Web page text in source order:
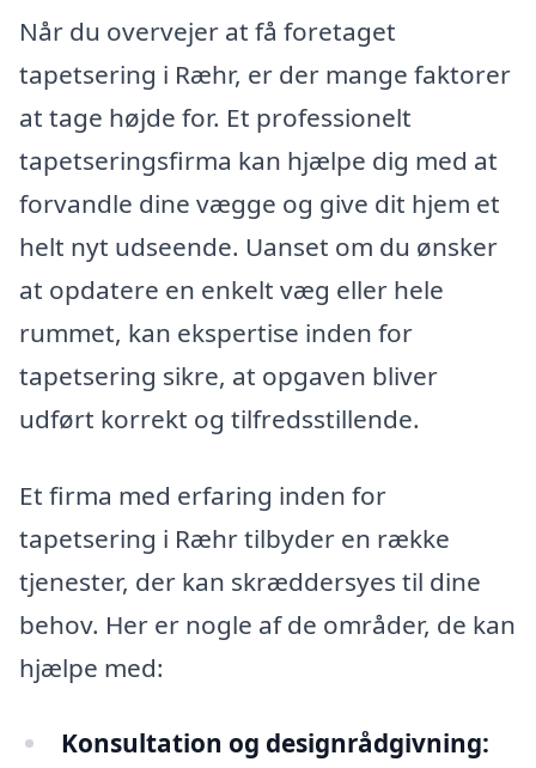
Når du overvejer at få foretaget
tapetsering i Ræhr, er der mange faktorer
at tage højde for. Et professionelt
tapetseringsfirma kan hjælpe dig med at
forvandle dine vægge og give dit hjem et
helt nyt udseende. Uanset om du ønsker
at opdatere en enkelt væg eller hele
rummet, kan ekspertise inden for
tapetsering sikre, at opgaven bliver
udført korrekt og tilfredsstillende.
Et firma med erfaring inden for
tapetsering i Ræhr tilbyder en række
tjenester, der kan skræddersyes til dine
behov. Her er nogle af de områder, de kan
hjælpe med:
Konsultation og designrådgivning: